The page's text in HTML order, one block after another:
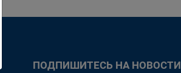
ПОДПИШИТЕСЬ НА НОВОСТИ